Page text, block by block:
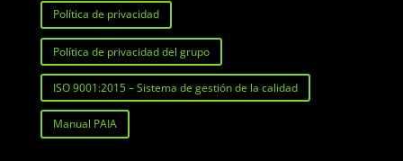
Política de privacidad
Política de privacidad del grupo
ISO 9001:2015 – Sistema de gestión de la calidad
Manual PAIA